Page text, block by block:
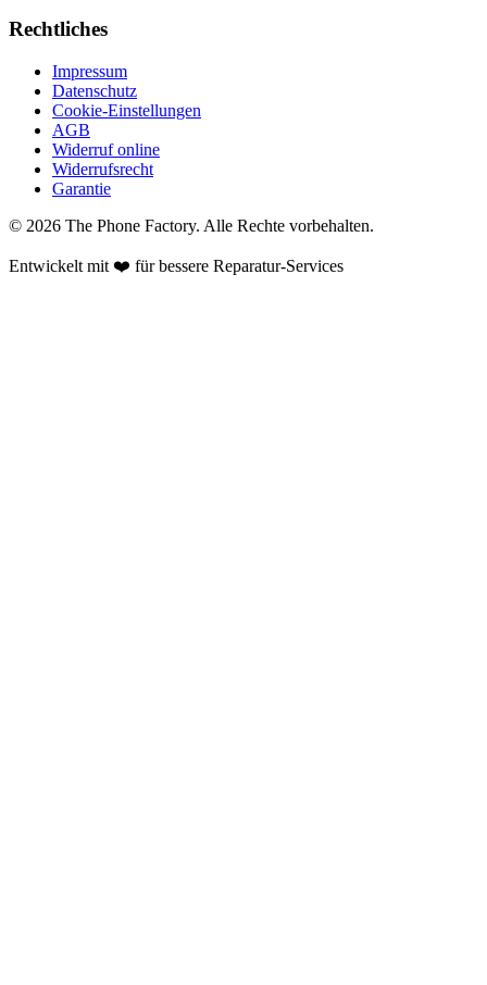
Rechtliches
Impressum
Datenschutz
Cookie-Einstellungen
AGB
Widerruf online
Widerrufsrecht
Garantie
© 2026 The Phone Factory. Alle Rechte vorbehalten.
Entwickelt mit ❤️ für bessere Reparatur-Services